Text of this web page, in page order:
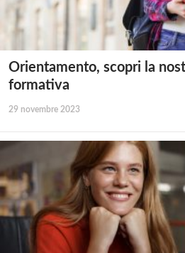
Orientamento, scopri la
formativa
29 novembre 2023